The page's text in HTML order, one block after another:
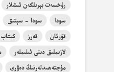
رۇخسەت بېرىلگەن ئىشلار
سودا
سودا - سېتىق
قۇرئان
قەرز كىتاب
لازىملىق دىنى ئىلىملەر
مۇجتەھىدلەرنىڭ دەۋرى